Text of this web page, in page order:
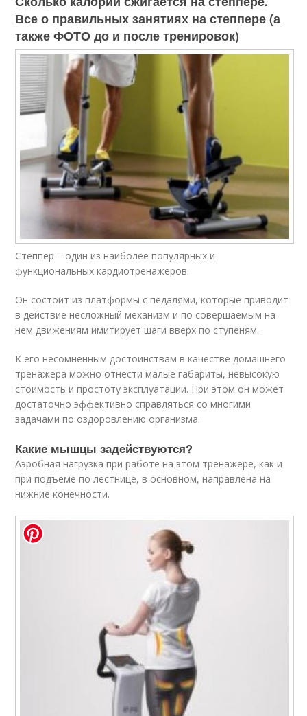
Все о правильных занятиях на степпере (а
также ФОТО до и после тренировок)
Степпер – один из наиболее популярных и
функциональных кардиотренажеров.
Он состоит из платформы с педалями, которые приводит
в действие несложный механизм и по совершаемым на
нем движениям имитирует шаги вверх по ступеням.
К его несомненным достоинствам в качестве домашнего
тренажера можно отнести малые габариты, невысокую
стоимость и простоту эксплуатации. При этом он может
достаточно эффективно справляться со многими
задачами по оздоровлению организма.
Какие мышцы задействуются?
Аэробная нагрузка при работе на этом тренажере, как и
при подъеме по лестнице, в основном, направлена на
нижние конечности.